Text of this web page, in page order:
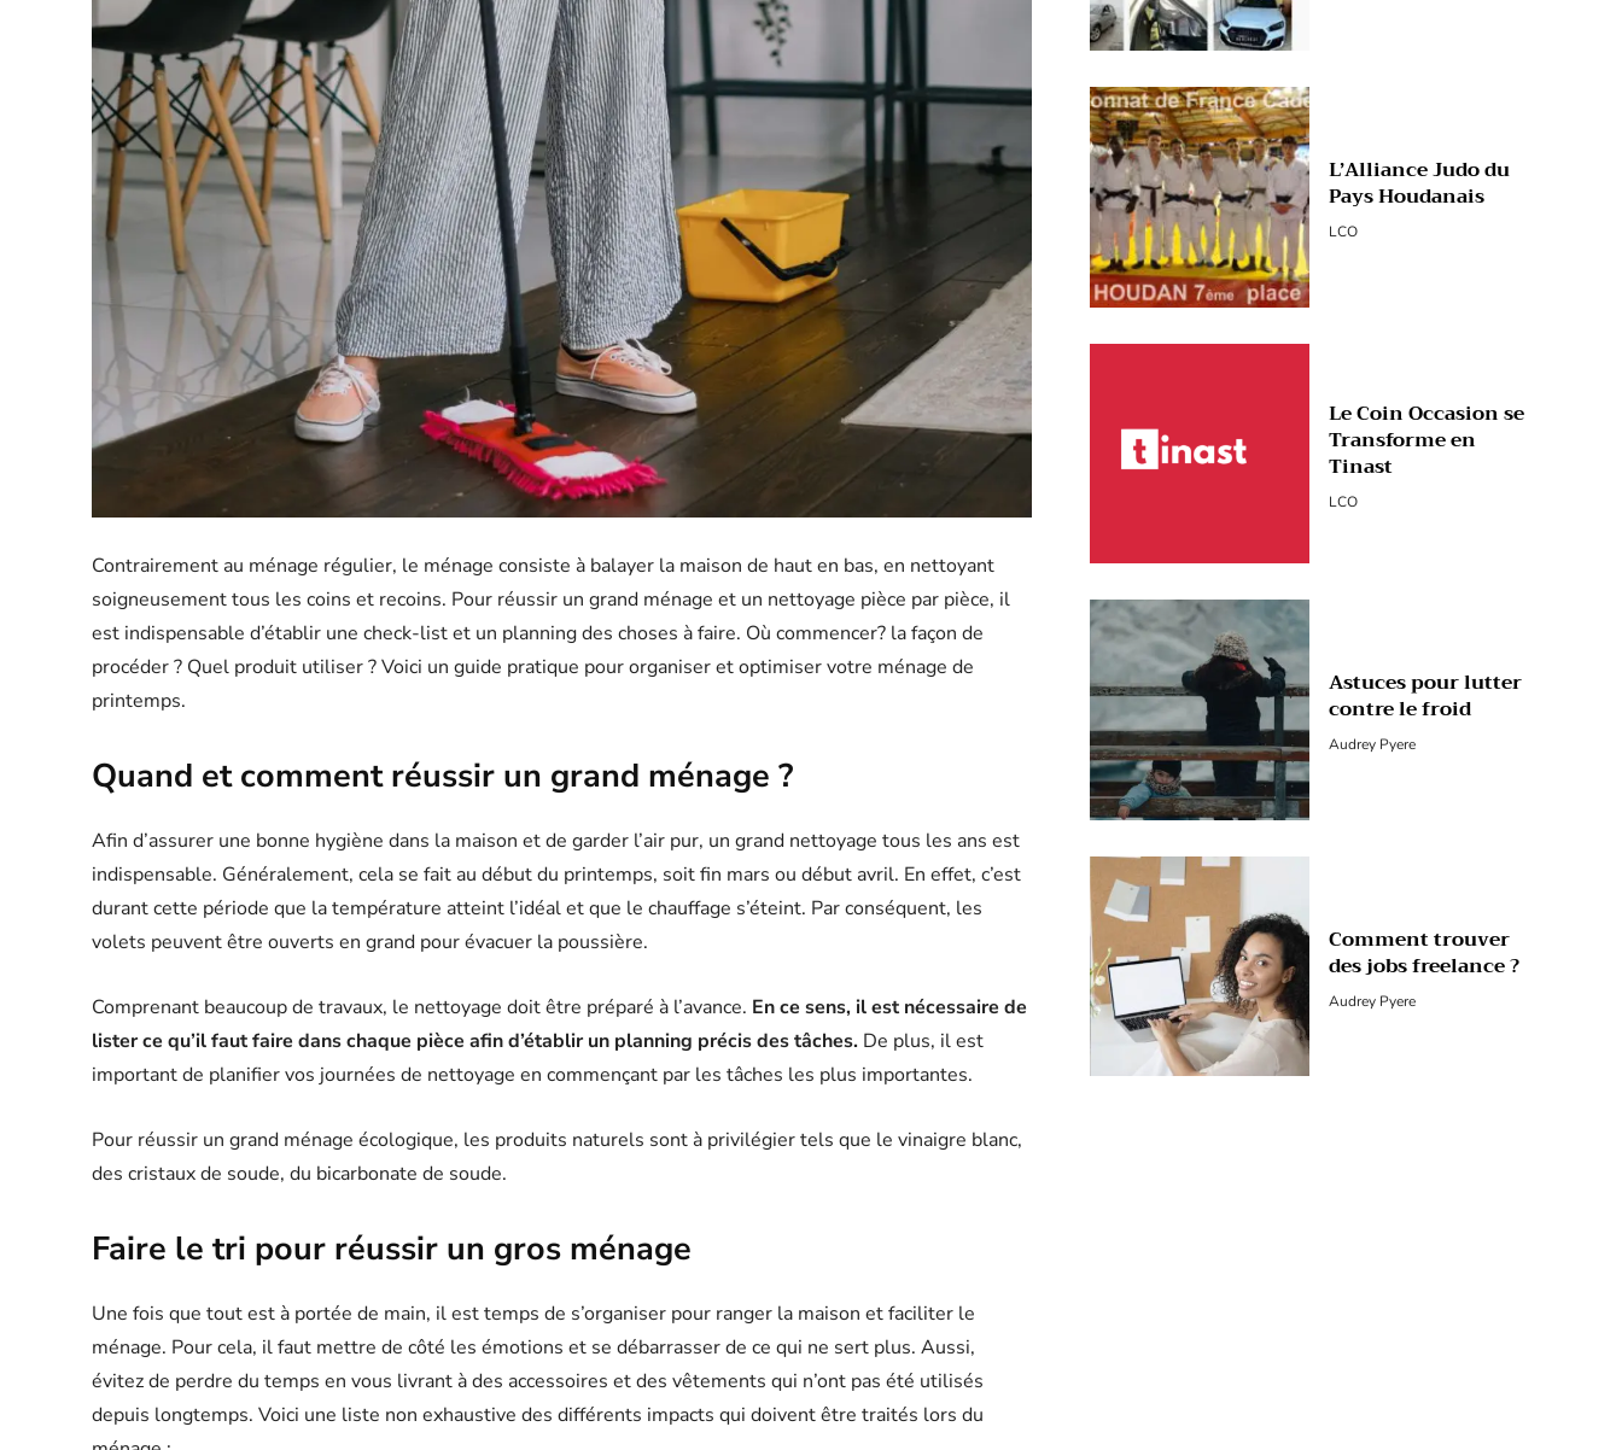
Contrairement au ménage régulier, le ménage consiste à balayer la maison de haut en bas, en nettoyant
soigneusement tous les coins et recoins. Pour réussir un grand ménage et un nettoyage pièce par pièce, il
est indispensable d’établir une check-list et un planning des choses à faire. Où commencer? la façon de
procéder ? Quel produit utiliser ? Voici un guide pratique pour organiser et optimiser votre ménage de
printemps.
Quand et comment réussir un grand ménage ?
Afin d’assurer une bonne hygiène dans la maison et de garder l’air pur, un grand nettoyage tous les ans est
indispensable. Généralement, cela se fait au début du printemps, soit fin mars ou début avril. En effet, c’est
durant cette période que la température atteint l’idéal et que le chauffage s’éteint. Par conséquent, les
volets peuvent être ouverts en grand pour évacuer la poussière.
Comprenant beaucoup de travaux, le nettoyage doit être préparé à l’avance. En ce sens, il est nécessaire de
lister ce qu’il faut faire dans chaque pièce afin d’établir un planning précis des tâches. De plus, il est
important de planifier vos journées de nettoyage en commençant par les tâches les plus importantes.
Pour réussir un grand ménage écologique, les produits naturels sont à privilégier tels que le vinaigre blanc,
des cristaux de soude, du bicarbonate de soude.
Faire le tri pour réussir un gros ménage
Une fois que tout est à portée de main, il est temps de s’organiser pour ranger la maison et faciliter le
ménage. Pour cela, il faut mettre de côté les émotions et se débarrasser de ce qui ne sert plus. Aussi,
évitez de perdre du temps en vous livrant à des accessoires et des vêtements qui n’ont pas été utilisés
depuis longtemps. Voici une liste non exhaustive des différents impacts qui doivent être traités lors du
L’Alliance Judo du
Pays Houdanais
LCO
Le Coin Occasion se
Transforme en
Tinast
LCO
Astuces pour lutter
contre le froid
Audrey Pyere
Comment trouver
des jobs freelance ?
Audrey Pyere